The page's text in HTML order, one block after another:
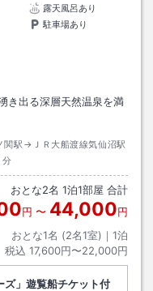
露天風呂あり
駐車場あり
き出る深層天然温泉を満
関駅→ＪＲ大船渡線気仙沼駅
分
おとな2名 1泊1部屋 合計
円 〜 44,000円
おとな1名 (2名1室)｜ 1泊
税込 17,600円〜22,000円
」遊覧船チケット付